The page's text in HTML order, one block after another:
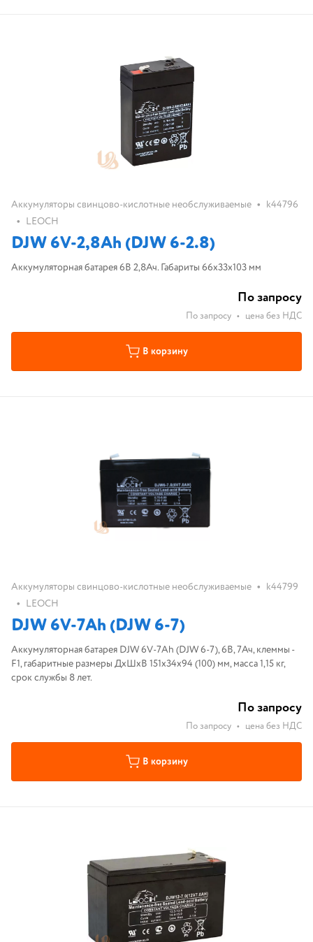
Аккумуляторы свинцово-кислотные необслуживаемые • k44796
• LEOCH
DJW 6V-2,8Ah (DJW 6-2.8)
Аккумуляторная батарея 6В 2,8Ач. Габариты 66x33x103 мм
По запросу
По запросу • цена без НДС
В корзину
Аккумуляторы свинцово-кислотные необслуживаемые • k44799
• LEOCH
DJW 6V-7Ah (DJW 6-7)
Аккумуляторная батарея DJW 6V-7Ah (DJW 6-7), 6В, 7Ач, клеммы -
F1, габаритные размеры ДхШхВ 151х34х94 (100) мм, масса 1,15 кг,
срок службы 8 лет.
По запросу
По запросу • цена без НДС
В корзину